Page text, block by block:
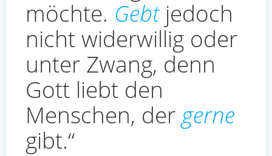
möchte. Gebtjedoch
nicht widerwillig oder
unter Zwang, denn
Gott liebt den
Menschen, dergerne
gibt.“